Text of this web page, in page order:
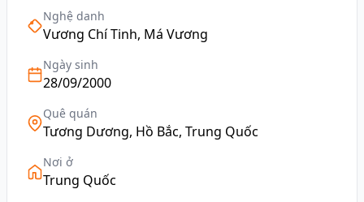
Nghệ danh
Vương Chí Tinh, Má Vương
Ngày sinh
28/09/2000
Quê quán
Tương Dương, Hồ Bắc, Trung Quốc
Nơi ở
Trung Quốc